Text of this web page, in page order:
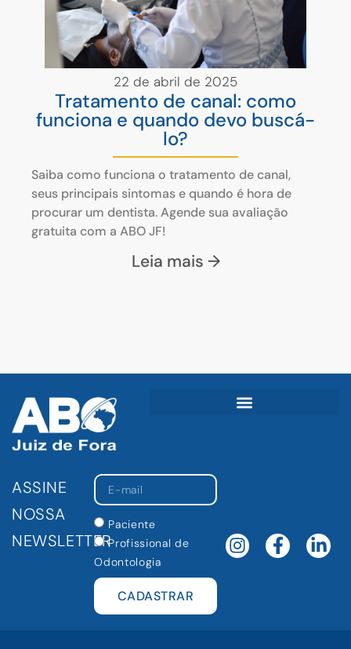
22 de abril de 2025
Tratamento de canal: como
funciona e quando devo buscá-
lo?
Saiba como funciona o tratamento de canal,
seus principais sintomas e quando é hora de
procurar um dentista. Agende sua avaliação
gratuita com a ABO JF!
Leia mais →
ASSINE
NOSSA
NEWSLETTER
Paciente
Profissional de
Odontologia
CADASTRAR